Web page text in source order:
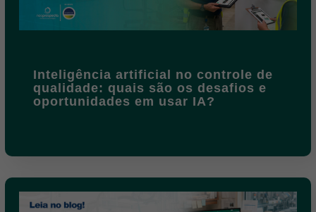
Inteligência artificial no controle de
qualidade: quais são os desafios e
oportunidades em usar IA?